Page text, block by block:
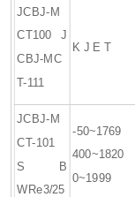
JCBJ-M
CT100 J
CBJ-MC
T-111
K J E T
JCBJ-M
CT-101
S B
WRe3/25
-50~1769
400~1820
0~1999